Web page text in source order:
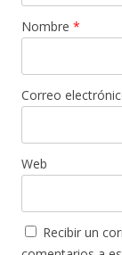
Nombre *
Correo
Web
Recibir un